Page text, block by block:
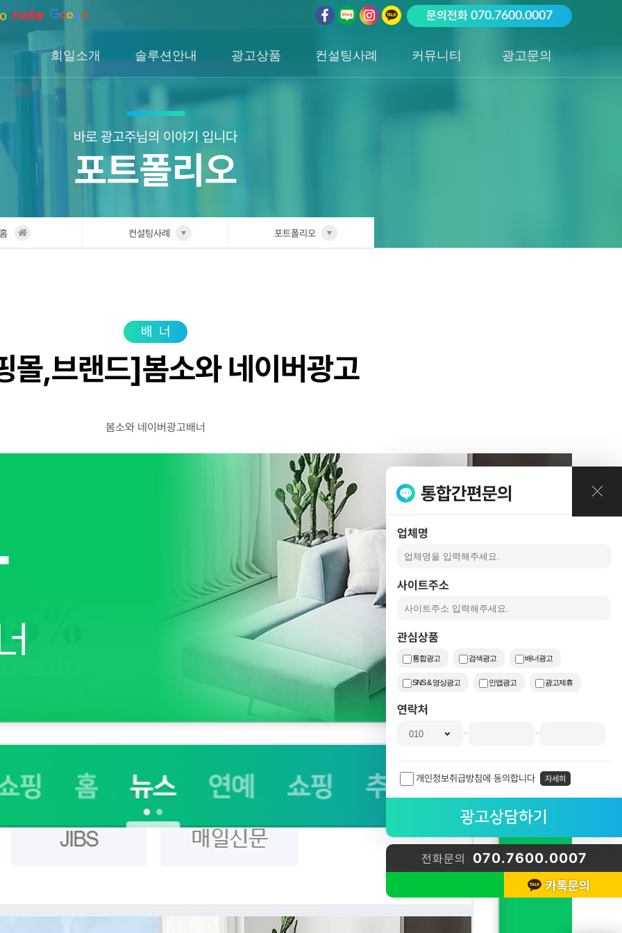
통합간편문의
업체명
사이트주소
관심상품
통합광고 검색광고 배너광고
SNS & 영상광고 인앱광고 광고제휴
연락처
- -
개인정보취급방침에 동의합니다 자세히
전화문의 070.7600.0007
카톡문의
문의전화 070.7600.0007
희일소개
회사소개
오시는길
솔루션안내
H1솔루션
H2솔루션
H3솔루션
이글아이
광고상품
SNS광고
컨설팅사례 커뮤니티 광고문의
바로 광고주님의 이야기 입니다
포트폴리오
홈 컨설팅사례
광고상품
고객센터
포트폴리오
배너
몰,브랜드]봄소와 네이버광고
봄소와 네이버광고배너